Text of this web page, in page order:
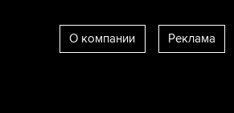
О компании Реклама